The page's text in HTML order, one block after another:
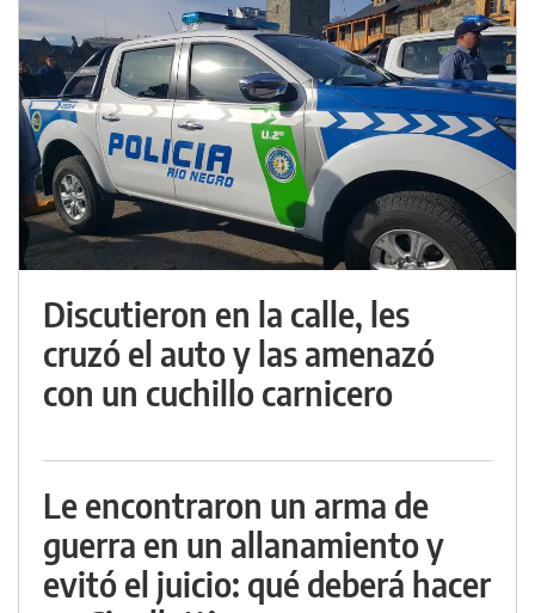
Discutieron en la calle, les
cruzó el auto y las amenazó
con un cuchillo carnicero
Le encontraron un arma de
guerra en un allanamiento y
evitó el juicio: qué deberá hacer